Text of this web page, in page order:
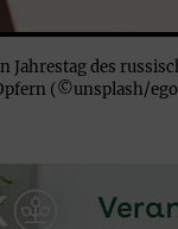
Jahrestag des
(©unsplash/